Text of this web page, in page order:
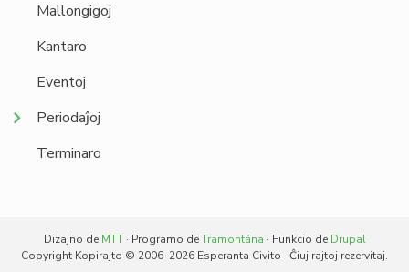
Mallongigoj
Kantaro
Eventoj
Periodaĵoj
Terminaro
Dizajno de MTT· Programo deTramontána · Funkcio de Drupal
Copyright Kopirajto © 2006–2026 Esperanta Civito · Ĉiuj rajtoj rezervitaj.